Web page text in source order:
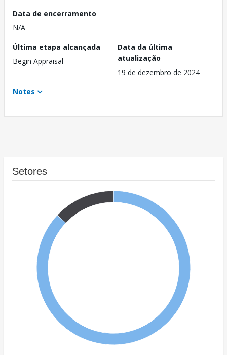
Data de encerramento
N/A
Última etapa alcançada
Begin Appraisal
Data da última
atualização
19 de dezembro de 2024
Notes
Setores